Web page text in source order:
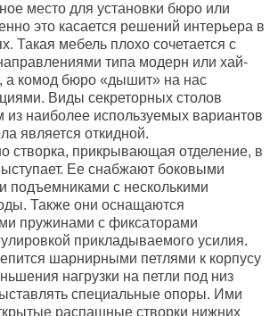
место для установки бюро или
это касается решений интерьера в
Такая мебель плохо сочетается с
типа модерн или хай-
а комод бюро «дышит» на нас
Виды секреторных столов
наиболее используемых вариантов
является откидной.
створка, прикрывающая отделение, в
Ее снабжают боковыми
подъемниками с несколькими
Также они оснащаются
пружинами с фиксаторами
прикладываемого усилия.
шарнирными петлями к корпусу
нагрузки на петли под низ
специальные опоры. Ими
распашные створки нижних